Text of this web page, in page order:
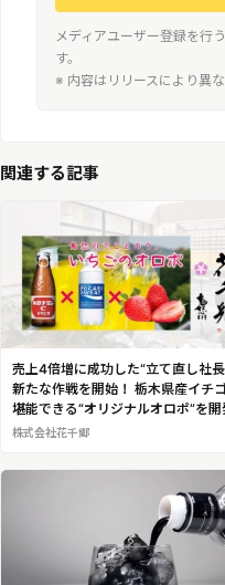
メディアユーザー登録を行
す。
※ 内容はリリースにより異な
関連する記事
売上4倍増に成功した“立て直し社
新たな作戦を開始！ 栃木県産イチ
堪能できる“オリジナルオロポ”を開
鬼怒川温泉「ものぐさの宿 花千郷」
株式会社花千郷